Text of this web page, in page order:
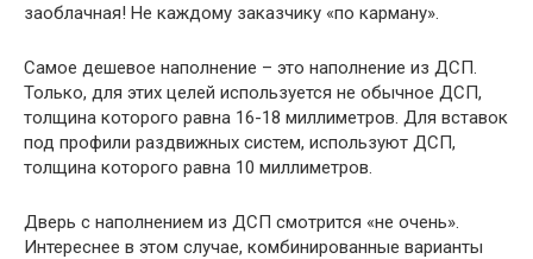
заоблачная! Не каждому заказчику «по карману».
Самое дешевое наполнение – это наполнение из ДСП.
Только, для этих целей используется не обычное ДСП,
толщина которого равна 16-18 миллиметров. Для вставок
под профили раздвижных систем, используют ДСП,
толщина которого равна 10 миллиметров.
Дверь с наполнением из ДСП смотрится «не очень».
Интереснее в этом случае, комбинированные варианты